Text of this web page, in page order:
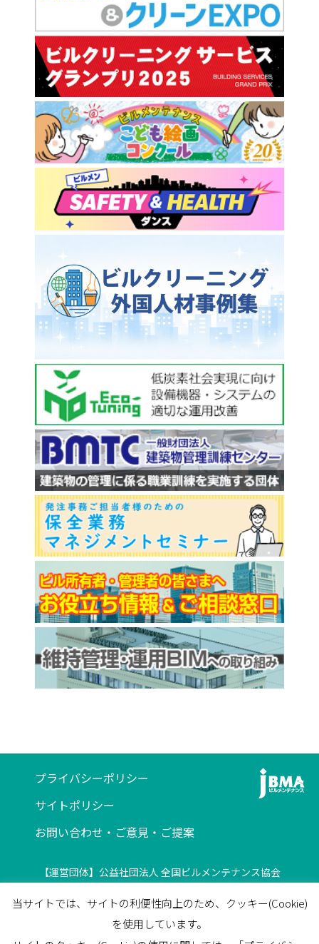
プライバシーポリシー
サイトポリシー
お問い合わせ・ご意見・ご提案
【運営団体】公益社団法人 全国ビルメンテナンス協会
ビルメンテナンス会館5F
03-3805-7560 / FAX 03-3805-7561
当サイトでは、サイトの利便性向上のため、クッキー(Cookie)
を使用しています。